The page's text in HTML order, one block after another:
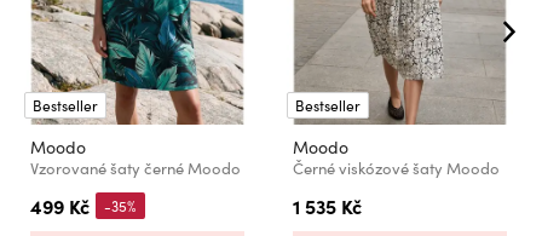
Bestseller
Moodo
Vzorované šaty černé Moodo
499 Kč -35%
Bestseller
Moodo
Černé viskózové šaty Moodo
1 535 Kč